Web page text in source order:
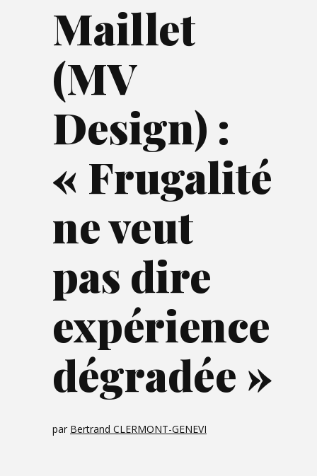
Maillet
(MV
Design) :
« Frugalité
ne veut
pas dire
expérience
dégradée »
par Bertrand CLERMONT-GENEVI